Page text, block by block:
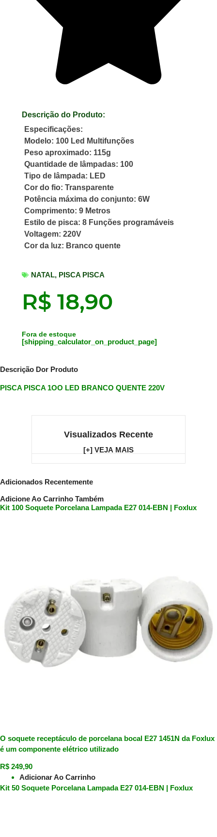
Descrição do Produto:
Especificações:
Modelo: 100 Led Multifunções
Peso aproximado: 115g
Quantidade de lâmpadas: 100
Tipo de lâmpada: LED
Cor do fio: Transparente
Potência máxima do conjunto: 6W
Comprimento: 9 Metros
Estilo de pisca: 8 Funções programáveis
Voltagem: 220V
Cor da luz: Branco quente
NATAL, PISCA PISCA
R$ 18,90
Fora de estoque
[shipping_calculator_on_product_page]
Descrição Dor Produto
PISCA PISCA 1OO LED BRANCO QUENTE 220V
Visualizados Recente
[+] VEJA MAIS
Adicionados Recentemente
Adicione Ao Carrinho Também
Kit 100 Soquete Porcelana Lampada E27 014-EBN | Foxlux
O soquete receptáculo de porcelana bocal E27 1451N da Foxlux
é um componente elétrico utilizado
R$ 249,90
Adicionar Ao Carrinho
Kit 50 Soquete Porcelana Lampada E27 014-EBN | Foxlux